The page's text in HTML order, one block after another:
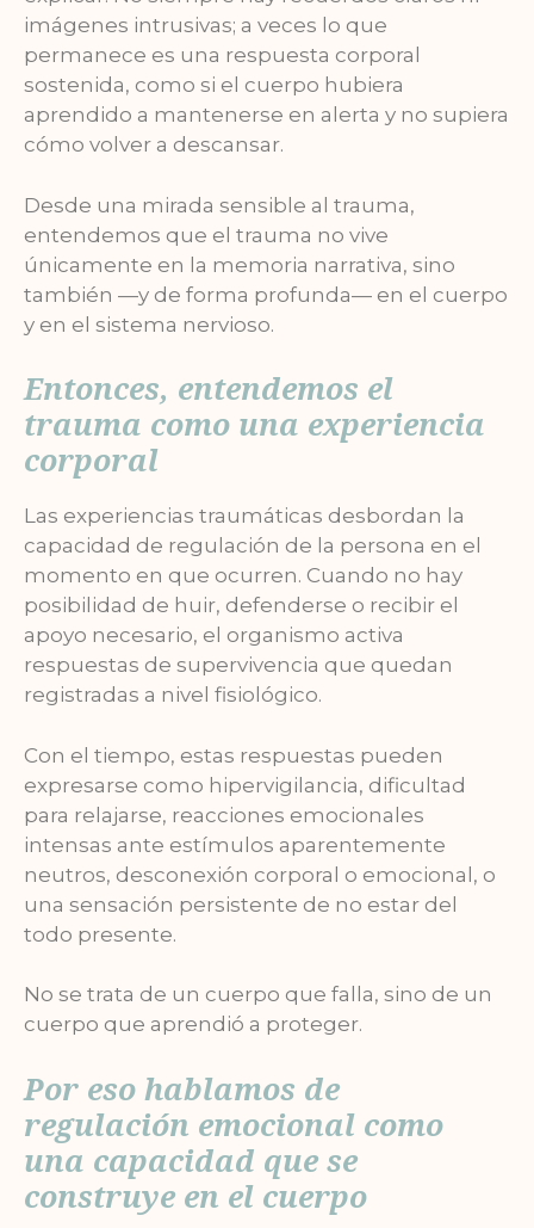
imágenes intrusivas; a veces lo que
permanece es una respuesta corporal
sostenida, como si el cuerpo hubiera
aprendido a mantenerse en alerta y no supiera
cómo volver a descansar.
Desde una mirada sensible al trauma,
entendemos que el trauma no vive
únicamente en la memoria narrativa, sino
también —y de forma profunda— en el cuerpo
y en el sistema nervioso.
Entonces, entendemos el
trauma como una experiencia
corporal
Las experiencias traumáticas desbordan la
capacidad de regulación de la persona en el
momento en que ocurren. Cuando no hay
posibilidad de huir, defenderse o recibir el
apoyo necesario, el organismo activa
respuestas de supervivencia que quedan
registradas a nivel fisiológico.
Con el tiempo, estas respuestas pueden
expresarse como hipervigilancia, dificultad
para relajarse, reacciones emocionales
intensas ante estímulos aparentemente
neutros, desconexión corporal o emocional, o
una sensación persistente de no estar del
todo presente.
No se trata de un cuerpo que falla, sino de un
cuerpo que aprendió a proteger.
Por eso hablamos de
regulación emocional como
una capacidad que se
construye en el cuerpo